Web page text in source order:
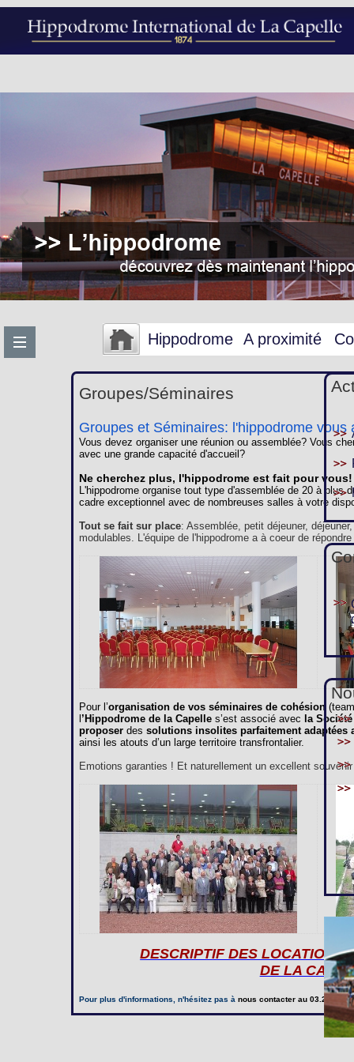
Hippodrome A proximité
Groupes/Séminaires
Groupes et Séminaires: l'hippodrome vous
Vous devez organiser une réunion ou assemblée? Vous
avec une grande capacité d'accueil?
Ne cherchez plus, l'hippodrome est fait pour vous!
L'hippodrome organise tout type d'assemblée de 20 à plus
cadre exceptionnel avec de nombreuses salles à votre
Tout se fait sur place: Assemblée, petit déjeuner,
modulables. L'équipe de l'hippodrome a à coeur de
Pour l’organisation de vos séminaires de cohésion
’Hippodrome de la Capelles’est associé avec la
proposer des solutions insolites parfaitement adaptées
ainsi les atouts d’un large territoire transfrontalier.
Emotions garanties ! Et naturellement un excellent
DESCRIPTIF DES LOCATIONS
DE LA
Pour plus d'informations, n'hésitez pas à nous contacterau